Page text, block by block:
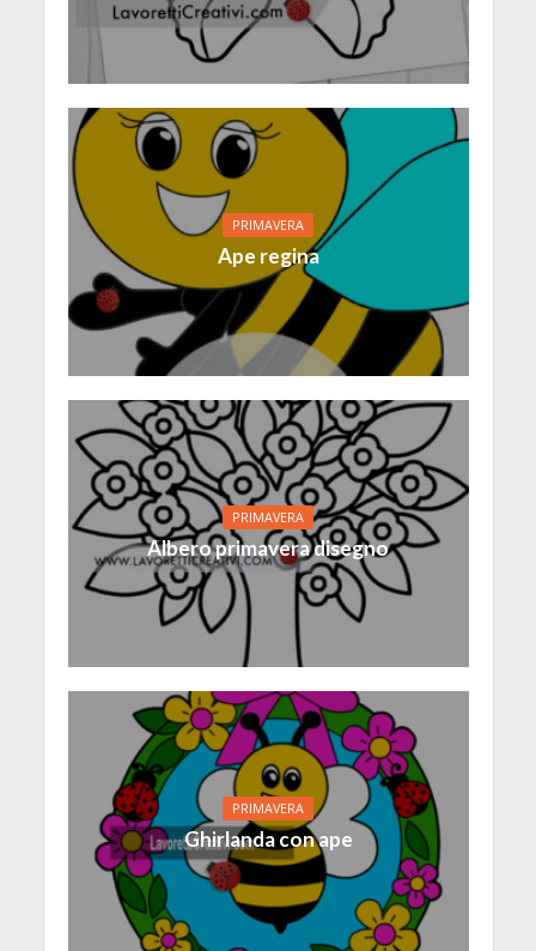
PRIMAVERA
Ape regina
PRIMAVERA
Albero primavera disegno
PRIMAVERA
Ghirlanda con ape